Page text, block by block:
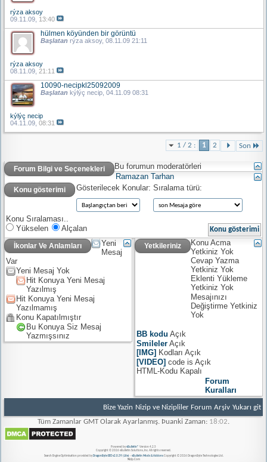
rýza aksoy
09.11.09, 13:40
hülmen köyünden bir görüntü
Başlatan rýza aksoy, 08.11.09 21:11
rýza aksoy
08.11.09, 21:11
10090-necipkl25092009
Başlatan kýlýç necip , 04.11.09 08:31
kýlýç necip
04.11.09, 08:31
1 / 2 : 1 2 Son
Forum Bilgi ve Seçenekleri
Bu forumun moderatörleri
Ramazan Tarhan
Konu gösterimi Gösterilecek Konular: Sıralama türü:
Konu Sıralaması..
Yükselen
Alçalan
İkonlar Ve Anlamları
Yeni
Mesaj
Var
Yeni Mesaj Yok
Hit Konuya Yeni Mesaj
Yazılmış
Hit Konuya Yeni Mesaj
Yazılmamış
Konu Kapatılmıştır
Bu Konuya Siz Mesaj
Yazmışsınız
Yetkileriniz
Konu Acma
YetkinizYok
Cevap Yazma
YetkinizYok
Eklenti Yükleme
YetkinizYok
Mesajınızı
Değiştirme Yetkiniz
Yok
BB kodu Açık
Smileler Açık
[IMG] KodlarıAçık
[VIDEO] code isAçık
HTML-Kodu Kapalı
Forum
Kuralları
Bize Yazin Nizip ve Nizipliler Forum Arşiv Yukarı git
Tüm Zamanlar GMT Olarak Ayarlanmış. Þuanki Zaman: 18:02.
Powered by vBulletin® Version 4.2.5
Copyright © 2026 vBulletin Solutions, Inc. All rights reserved.
Search Engine Optimisation provided by DragonByte SEO v2.0.39 (Lite)- vBulletin Mods & AddonsCopyright © 2026 DragonByte Technologies Ltd.
Nizip.Com